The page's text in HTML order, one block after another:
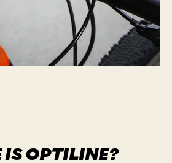
IS OPTILINE?